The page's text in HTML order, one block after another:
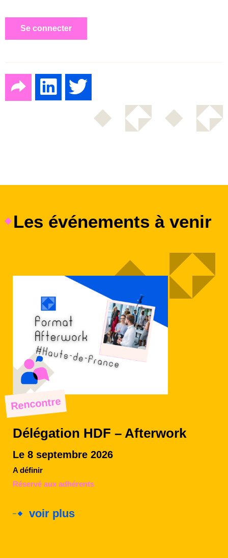
Se connecter
Les événements à venir
Rencontre
Délégation HDF – Afterwork
Le 8 septembre 2026
A définir
Réservé aux adhérents
voir plus